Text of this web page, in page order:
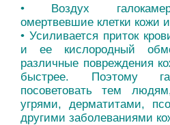
• Воздух
омертвевшие клетки кожи
• Усиливается приток
и ее кислородный
различные повреждения
быстрее. Поэтому
посоветовать тем
угрями, дерматитами,
другими заболеваниями